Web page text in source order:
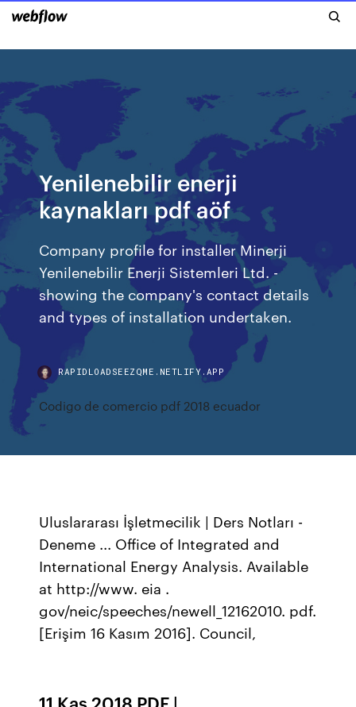
Yenilenebilir enerji
kaynakları pdf aöf
Company profile for installer Minerji
Yenilenebilir Enerji Sistemleri Ltd. -
showing the company's contact details
and types of installation undertaken.
RAPIDLOADSEEZQME.NETLIFY.APP
Codigo de comercio pdf 2018 ecuador
Uluslararası İşletmecilik | Ders Notları -
Deneme ... Office of Integrated and
International Energy Analysis. Available
at http://www. eia .
gov/neic/speeches/newell_12162010. pdf.
[Erişim 16 Kasım 2016]. Council,